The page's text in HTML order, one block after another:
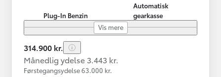
Plug-In Benzin
Automatisk
gearkasse
Vis mere
314.900 kr.
Månedlig ydelse 3.443 kr.
Førstegangsydelse 63.000 kr.